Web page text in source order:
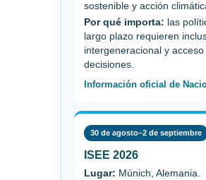
sostenible y acción
Por qué importa: las
largo plazo requieren
intergeneracional y
decisiones.
Información oficial de
30 de agosto–2 de septiembre
ISEE 2026
Lugar: Múnich, Alemania.